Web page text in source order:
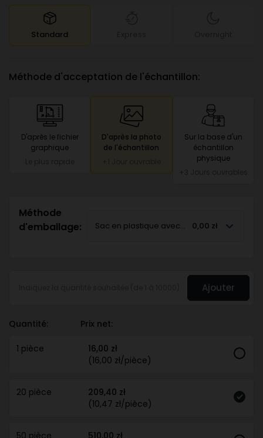
Standard
Méthode d'acceptation de l'échantillon:
D'après le fichier
graphique
D'après la photo
de l'échantillon
Sur la base d'un
échantillon
physique
Méthode
d'emballage:
Sac en plastique avec instructions
0,00 zł
Ajouter
Quantité: Prix net:
1 pièce
16,00 zł
(16,00 zł/pièce)
20 pièce
209,40 zł
(10,47 zł/pièce)
50 pièce 510,00 zł